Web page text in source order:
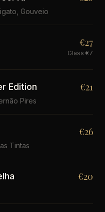
Gouveio
€27
Glass €7
Edition
Pires
€21
Tintas
€26
€20